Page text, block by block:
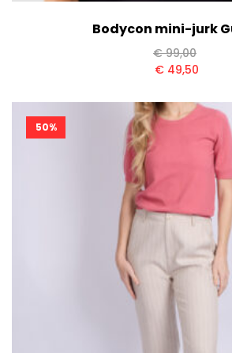
Bodycon mini-jurk
€99,00
€ 49,50
50%